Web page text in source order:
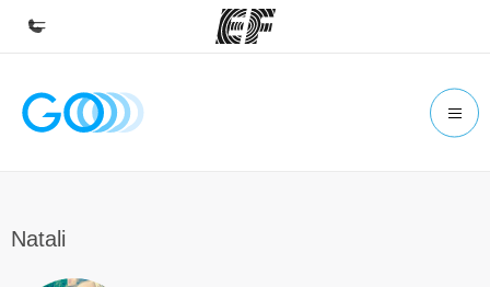
首頁
Natali